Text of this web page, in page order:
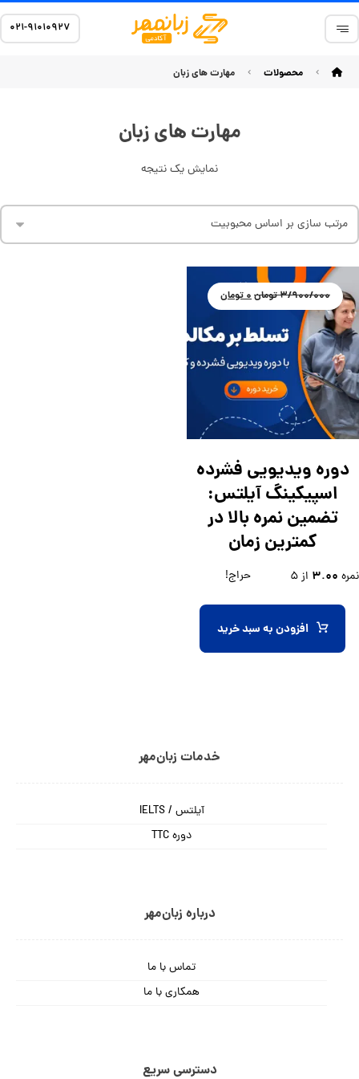
۰۲۱-۹۱۰۱۰۹۲۷
محصولات مهارت های زبان
مهارت های زبان
نمایش یک نتیجه
دوره ویدیویی فشرده
اسپیکینگ آیلتس:
تضمین نمره بالا در
کمترین زمان
نمره ۳.۰۰ از ۵
۳/۹۰۰/۰۰۰تومان۰تومان
حراج!
افزودن به سبد خرید
خدمات زبان‌مهر
آیلتس / IELTS
دوره TTC
درباره زبان‌مهر
تماس با ما
همکاری با ما
دسترسی سریع